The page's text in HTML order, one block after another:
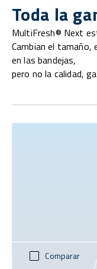
Toda la
MultiFresh® Next
Cambian el tamaño,
en las bandejas,
pero no la calidad,
Comparar